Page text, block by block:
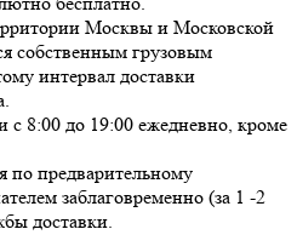
Москвы и Московской
собственным грузовым
интервал доставки
с 8:00 до 19:00 ежедневно, кроме
по предварительному
заблаговременно (за 1 -2
доставки.